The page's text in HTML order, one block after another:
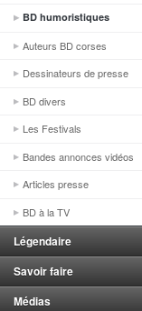
BD humoristiques
Auteurs BD corses
Dessinateurs de presse
BD divers
Les Festivals
Bandes annonces vidéos
Articles presse
BD à la TV
Légendaire
Savoir faire
Médias